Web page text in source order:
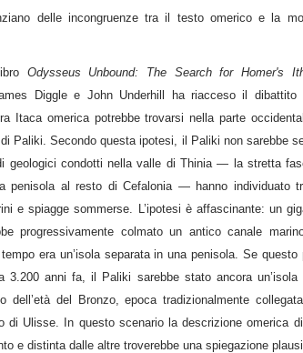
delle incongruenze tra il testo omerico e la
Odysseus Unbound: The Search for Homer's
Diggle e John Underhill ha riacceso il dibattito
Itaca omerica potrebbe trovarsi nella parte
Paliki. Secondo questa ipotesi, il Paliki non sarebbe
geologici condotti nella valle di Thinia — la stretta
penisola al resto di Cefalonia — hanno individuato
e spiagge sommerse. L’ipotesi è affascinante: un
progressivamente colmato un antico canale
era un’isola separata in una penisola. Se
3.200 anni fa, il Paliki sarebbe stato ancora un’isola
dell’età del Bronzo, epoca tradizionalmente
di Ulisse. In questo scenario la descrizione omerica di
e distinta dalle altre troverebbe una spiegazione